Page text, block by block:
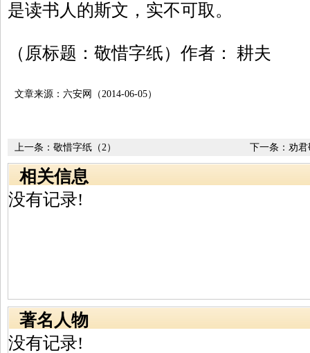
是读书人的斯文，实不可取。
（原标题：敬惜字纸）作者： 耕夫
文章来源：六安网（2014-06-05）
下一条： 劝君
上一条： 敬惜字纸（2）
相关信息
没有记录!
著名人物
没有记录!